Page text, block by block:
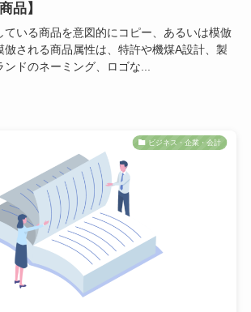
品】
ている商品を意図的にコピー、あるいは模倣
倣される商品属性は、特許や機煤A設計、製
ンドのネーミング、ロゴな...
ビジネス・企業・会計